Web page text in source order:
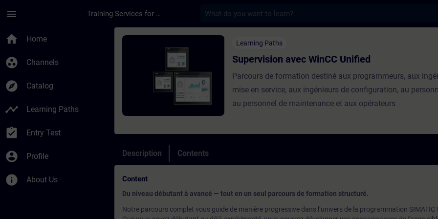
menu Training Services for Digital Industries
home Home
group_work Channels
explore Catalog
timeline Learning Paths
assignment_turned_in Entry Test
account_circle Profile
info About Us
Course - Supervision avec WinCC Unified - Training - Training
Learning Paths
Supervision avec WinCC Unified
Parcours de formation destiné aux programmeurs, aux
mise en service, aux ingénieurs de configuration, au
au personnel de maintenance et aux opérateurs
Description Contents
Content
Du niveau débutant à avancé — tout en un seul parcours de formation structuré.
Notre parcours complet vous guide de manière progressive dans l’univers de la programmation SIMATIC